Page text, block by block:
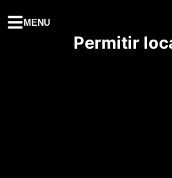
MENU
Permitir